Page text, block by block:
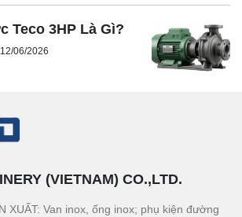
Teco 3HP Là Gì?
12/06/2026
(VIETNAM) CO.,LTD.
XUẤT: Van inox, ống inox; phụ kiện đường